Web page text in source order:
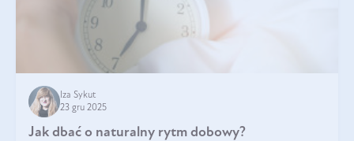
Iza Sykut
23 gru 2025
Jak dbać o naturalny rytm dobowy?